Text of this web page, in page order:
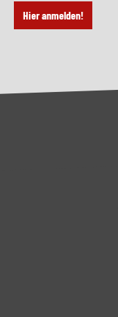
Hier anmelden!